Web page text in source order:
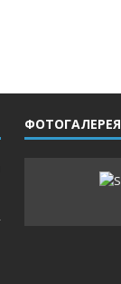
ФОТОГАЛЕРЕЯ